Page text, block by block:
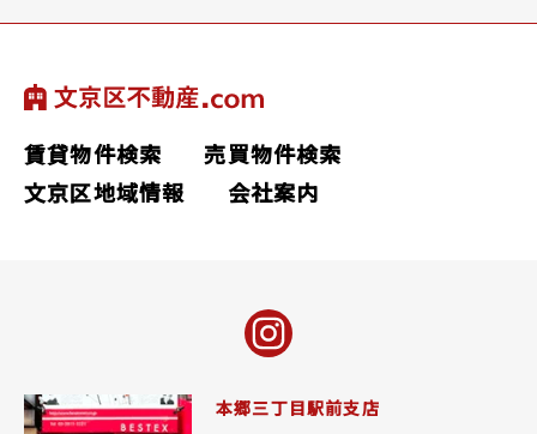
賃貸物件検索
売買物件検索
文京区地域情報
会社案内
本郷三丁目駅前支店